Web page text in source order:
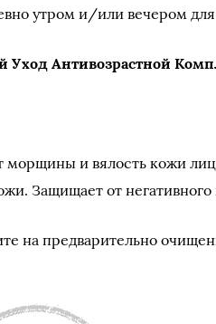
утром и/или вечером
Антивозрастной
морщины и вялость кожи
Защищает от
на предварительно